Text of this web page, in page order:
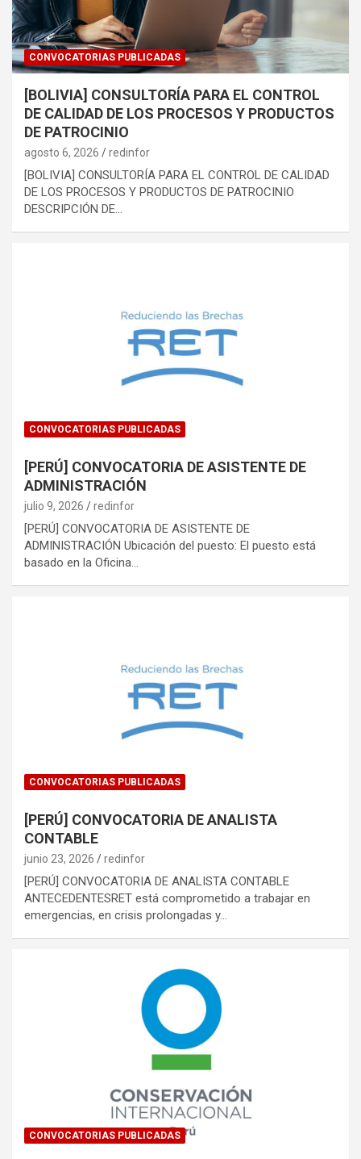
CONVOCATORIAS PUBLICADAS
[BOLIVIA] CONSULTORÍA PARA EL CONTROL
DE CALIDAD DE LOS PROCESOS Y PRODUCTOS
DE PATROCINIO
agosto 6, 2026 redinfor
[BOLIVIA] CONSULTORÍA PARA EL CONTROL DE CALIDAD
DE LOS PROCESOS Y PRODUCTOS DE PATROCINIO
DESCRIPCIÓN DE…
CONVOCATORIAS PUBLICADAS
[PERÚ] CONVOCATORIA DE ASISTENTE DE
ADMINISTRACIÓN
julio 9, 2026 redinfor
[PERÚ] CONVOCATORIA DE ASISTENTE DE
ADMINISTRACIÓN Ubicación del puesto: El puesto está
basado en la Oficina…
CONVOCATORIAS PUBLICADAS
[PERÚ] CONVOCATORIA DE ANALISTA
CONTABLE
junio 23, 2026 redinfor
[PERÚ] CONVOCATORIA DE ANALISTA CONTABLE
ANTECEDENTESRET está comprometido a trabajar en
emergencias, en crisis prolongadas y…
CONVOCATORIAS PUBLICADAS